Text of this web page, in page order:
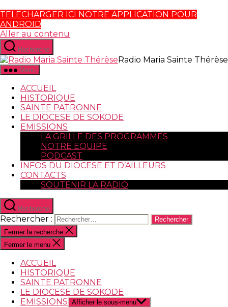
TELECHARGER ICI NOTRE APPLICATION POUR
ANDROID
Aller au contenu
Recherche
Radio Maria Sainte Thérèse
Menu
ACCUEIL
HISTORIQUE
SAINTE PATRONNE
LE DIOCESE DE SOKODE
EMISSIONS
LA GRILLE DES PROGRAMMES
NOTRE EQUIPE
PODCAST
INFOS DU DIOCESE ET D’AILLEURS
CONTACTS
SOUTENIR LA RADIO
Recherche
Rechercher :
Fermer la recherche
Fermer le menu
ACCUEIL
HISTORIQUE
SAINTE PATRONNE
LE DIOCESE DE SOKODE
EMISSIONS Afficher le sous-menu